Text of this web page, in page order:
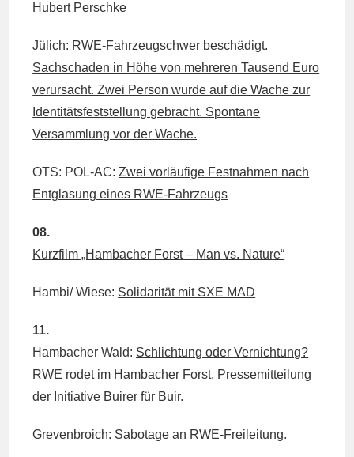
Hubert Perschke
Jülich: RWE-Fahrzeugschwer beschädigt.
Sachschaden in Höhe von mehreren Tausend Euro
verursacht. Zwei Person wurde auf die Wache zur
Identitätsfeststellung gebracht. Spontane
Versammlung vor der Wache.
OTS: POL-AC:Zwei vorläufige Festnahmen nach
Entglasung eines RWE-Fahrzeugs
08.
Kurzfilm „Hambacher Forst – Man vs. Nature“
Hambi/ Wiese: Solidarität mit SXE MAD
11.
Hambacher Wald: Schlichtung oder Vernichtung?
RWE rodet im Hambacher Forst. Pressemitteilung
der Initiative Buirer für Buir.
Grevenbroich: Sabotage an RWE-Freileitung.